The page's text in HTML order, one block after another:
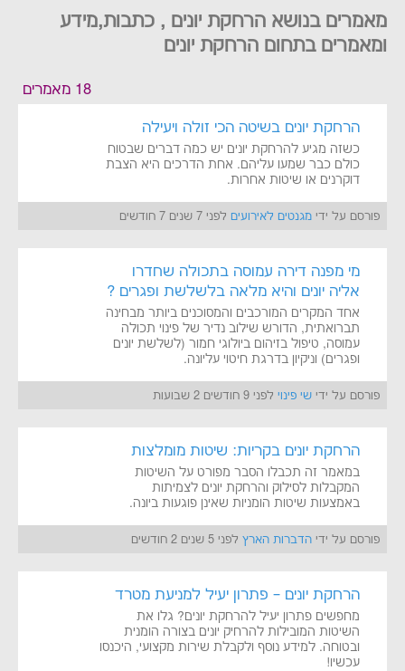
מאמרים בנושא הרחקת יונים , כתבות,מידע
ומאמרים בתחום הרחקת יונים
18 מאמרים
הרחקת יונים בשיטה הכי זולה ויעילה
כשזה מגיע להרחקת יונים יש כמה דברים שבטוח
כולם כבר שמעו עליהם. אחת הדרכים היא הצבת
דוקרנים או שיטות אחרות.
פורסם על ידי מגנטים לאירועים לפני 7 שנים 7 חודשים
מי מפנה דירה עמוסה בתכולה שחדרו
אליה יונים והיא מלאה בלשלשת ופגרים ?
אחד המקרים המורכבים והמסוכנים ביותר מבחינה
תברואתית, הדורש שילוב נדיר של פינוי תכולה
עמוסה, טיפול בזיהום ביולוגי חמור (לשלשת יונים
ופגרים) וניקיון בדרגת חיטוי עליונה.
פורסם על ידי שי פינוי לפני 9 חודשים 2 שבועות
הרחקת יונים בקריות: שיטות מומלצות
במאמר זה תכבלו הסבר מפורט על השיטות
המקבלות לסילוק והרחקת יונים לצמיתות
באמצעות שיטות הומניות שאינן פוגעות ביונה.
פורסם על ידי הדברות הארץ לפני 5 שנים 2 חודשים
הרחקת יונים – פתרון יעיל למניעת מטרד
מחפשים פתרון יעיל להרחקת יונים? גלו את
השיטות המובילות להרחיק יונים בצורה הומנית
ובטוחה. למידע נוסף ולקבלת שירות מקצועי, היכנסו
עכשיו!